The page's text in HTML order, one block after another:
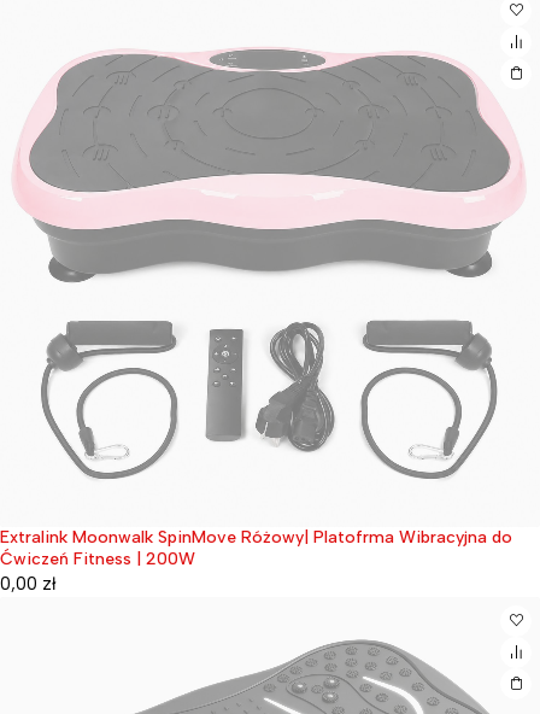
Wyprzedane
Extralink Moonwalk SpinMove Różowy| Platofrma Wibracyjna do
Ćwiczeń Fitness | 200W
0,00 zł